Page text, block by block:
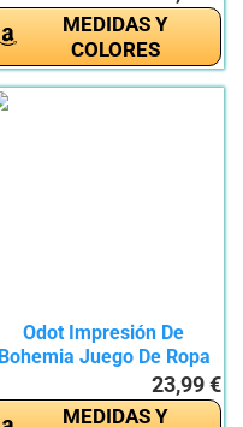
MEDIDAS Y
COLORES
Odot Impresión De
Bohemia Juego De Ropa
De Cama...23,99 €
MEDIDAS Y